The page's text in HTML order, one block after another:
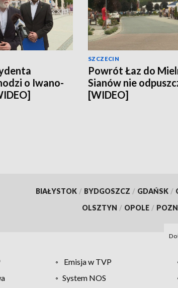
o Iwano-
SZCZECIN
Powrót Łaz do
Sianów nie
[WIDEO]
BIAŁYSTOK / BYDGOSZCZ / GDAŃSK /
OLSZTYN / OPOLE /
Emisja w TVP
System NOS